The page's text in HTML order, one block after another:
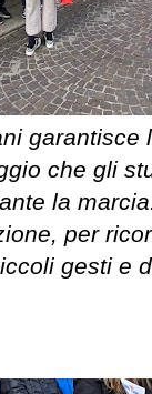
che gli
la
per
gesti e